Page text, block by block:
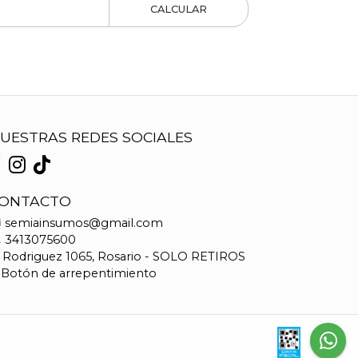
CALCULAR
REDES SOCIALES
semiainsumos@gmail.com
3413075600
Rodriguez 1065, Rosario - SOLO RETIROS
de arrepentimiento